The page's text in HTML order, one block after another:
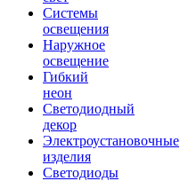
Системы
освещения
Наружное
освещение
Гибкий
неон
Светодиодный
декор
Электроустановочные
изделия
Светодиоды